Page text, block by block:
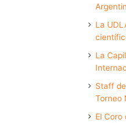
La
La
Staff
Torneo
El Coro